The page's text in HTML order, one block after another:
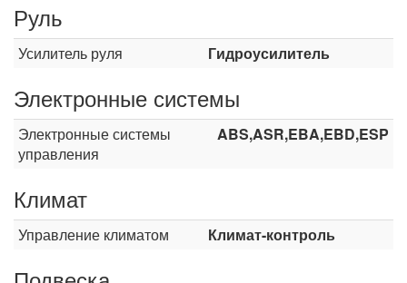
Руль
Усилитель руля Гидроусилитель
Электронные системы
Электронные системы
управления
ABS,ASR,EBA,EBD,ESP
Климат
Управление климатом Климат-контроль